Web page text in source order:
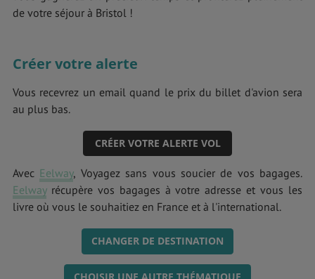
de votre séjour à Bristol !
Créer votre alerte
Vous recevrez un email quand le prix du billet d'avion sera
au plus bas.
CRÉER VOTRE ALERTE VOL
Avec Eelway, Voyagez sans vous soucier de vos bagages.
Eelwayrécupère vos bagages à votre adresse et vous les
livre où vous le souhaitiez en France et à l'international.
CHANGER DE DESTINATION